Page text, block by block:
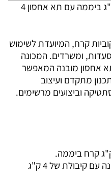
מכונה לייצור קוביות קרח - 22 ק"ג ביממה עם תא אחסון 4
קרח, המיועדת לשימוש
ומשרדים. המכונה
אחסון מובנה המאפשר
מתקדם ועיצוב
וביצועים מרשימים.
תא אחסון: תא אחסון מובנה עם קיבולת של 4 ק"ג